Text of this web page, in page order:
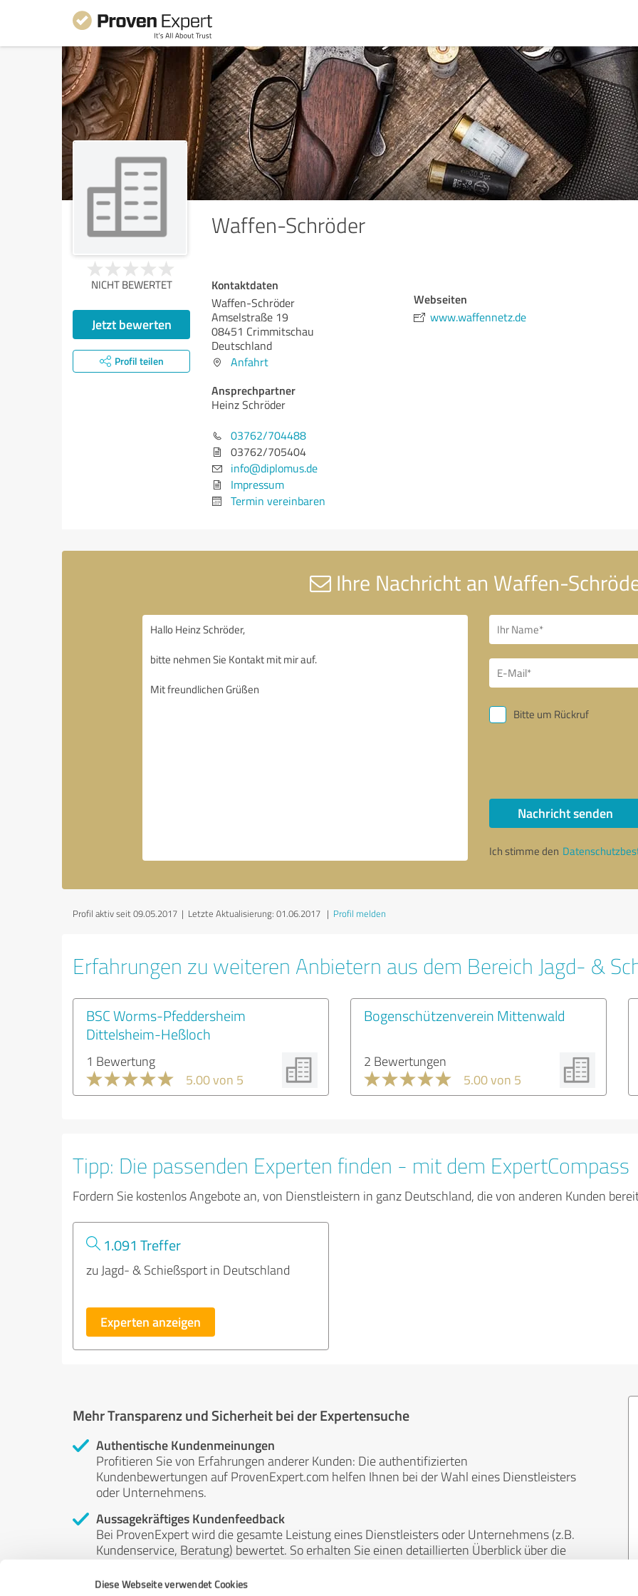
Diese Webseite verwendet Cookies
Waffen-Schröder
NICHT BEWERTET
Jetzt bewerten
Profil teilen
Kontaktdaten
Waffen-Schröder
Amselstraße 19
08451 Crimmitschau
Deutschland
Anfahrt
Ansprechpartner
Heinz Schröder
03762/704488
03762/705404
info@diplomus.de
Impressum
Termin vereinbaren
Webseiten
www.waffennetz.de
Ihre Nachricht an Waffen-
Bitte um Rückruf
Nachricht senden
Ich stimme den
Profil aktiv seit 09.05.2017 | Letzte Aktualisierung: 01.06.2017 | Profil melden
Erfahrungen zu weiteren Anbietern aus dem Bereich Jagd- &
BSC Worms-Pfeddersheim
Dittelsheim-Heßloch
1 Bewertung
5.00 von 5
Bogenschützenverein Mittenwald
2 Bewertungen
5.00 von 5
Tipp: Die passenden Experten finden - mit dem ExpertCompass
Fordern Sie kostenlos Angebote an, von Dienstleistern in ganz Deutschland, die von anderen Kunden
1.091 Treffer
zu Jagd- & Schießsport in Deutschland
Experten anzeigen
Mehr Transparenz und Sicherheit bei der Expertensuche
Authentische Kundenmeinungen
Profitieren Sie von Erfahrungen anderer Kunden: Die authentifizierten
Kundenbewertungen auf ProvenExpert.com helfen Ihnen bei der Wahl eines Dienstleisters
oder Unternehmens.
Aussagekräftiges Kundenfeedback
Bei ProvenExpert wird die gesamte Leistung eines Dienstleisters oder Unternehmens (z.B.
Kundenservice, Beratung) bewertet. So erhalten Sie einen detaillierten Überblick über die
Unabhängige Bewertungen